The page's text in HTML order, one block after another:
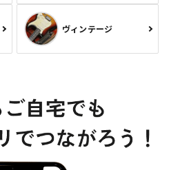
ヴィンテージ